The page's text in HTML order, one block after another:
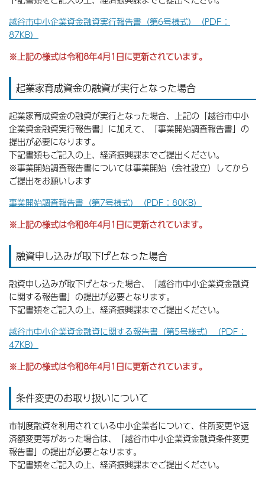
越谷市中小企業資金融資実行報告書（第6号様式）（PDF：
87KB）
※上記の様式は令和8年4月1日に更新されています。
起業家育成資金の融資が実行となった場合
起業家育成資金の融資が実行となった場合、上記の「越谷市中小
企業資金融資実行報告書」に加えて、「事業開始調査報告書」の
提出が必要になります。
下記書類もご記入の上、経済振興課までご提出ください。
※事業開始調査報告書については事業開始（会社設立）してから
ご提出をお願いします
事業開始調査報告書（第7号様式）（PDF：80KB）
※上記の様式は令和8年4月1日に更新されています。
融資申し込みが取下げとなった場合
融資申し込みが取下げとなった場合、「越谷市中小企業資金融資
に関する報告書」の提出が必要となります。
下記書類をご記入の上、経済振興課までご提出ください。
越谷市中小企業資金融資に関する報告書（第5号様式）（PDF：
47KB）
※上記の様式は令和8年4月1日に更新されています。
条件変更のお取り扱いについて
市制度融資を利用されている中小企業者について、住所変更や返
済額変更等があった場合は、「越谷市中小企業資金融資条件変更
報告書」の提出が必要となります。
下記書類をご記入の上、経済振興課までご提出ください。